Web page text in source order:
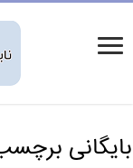
بایگانی